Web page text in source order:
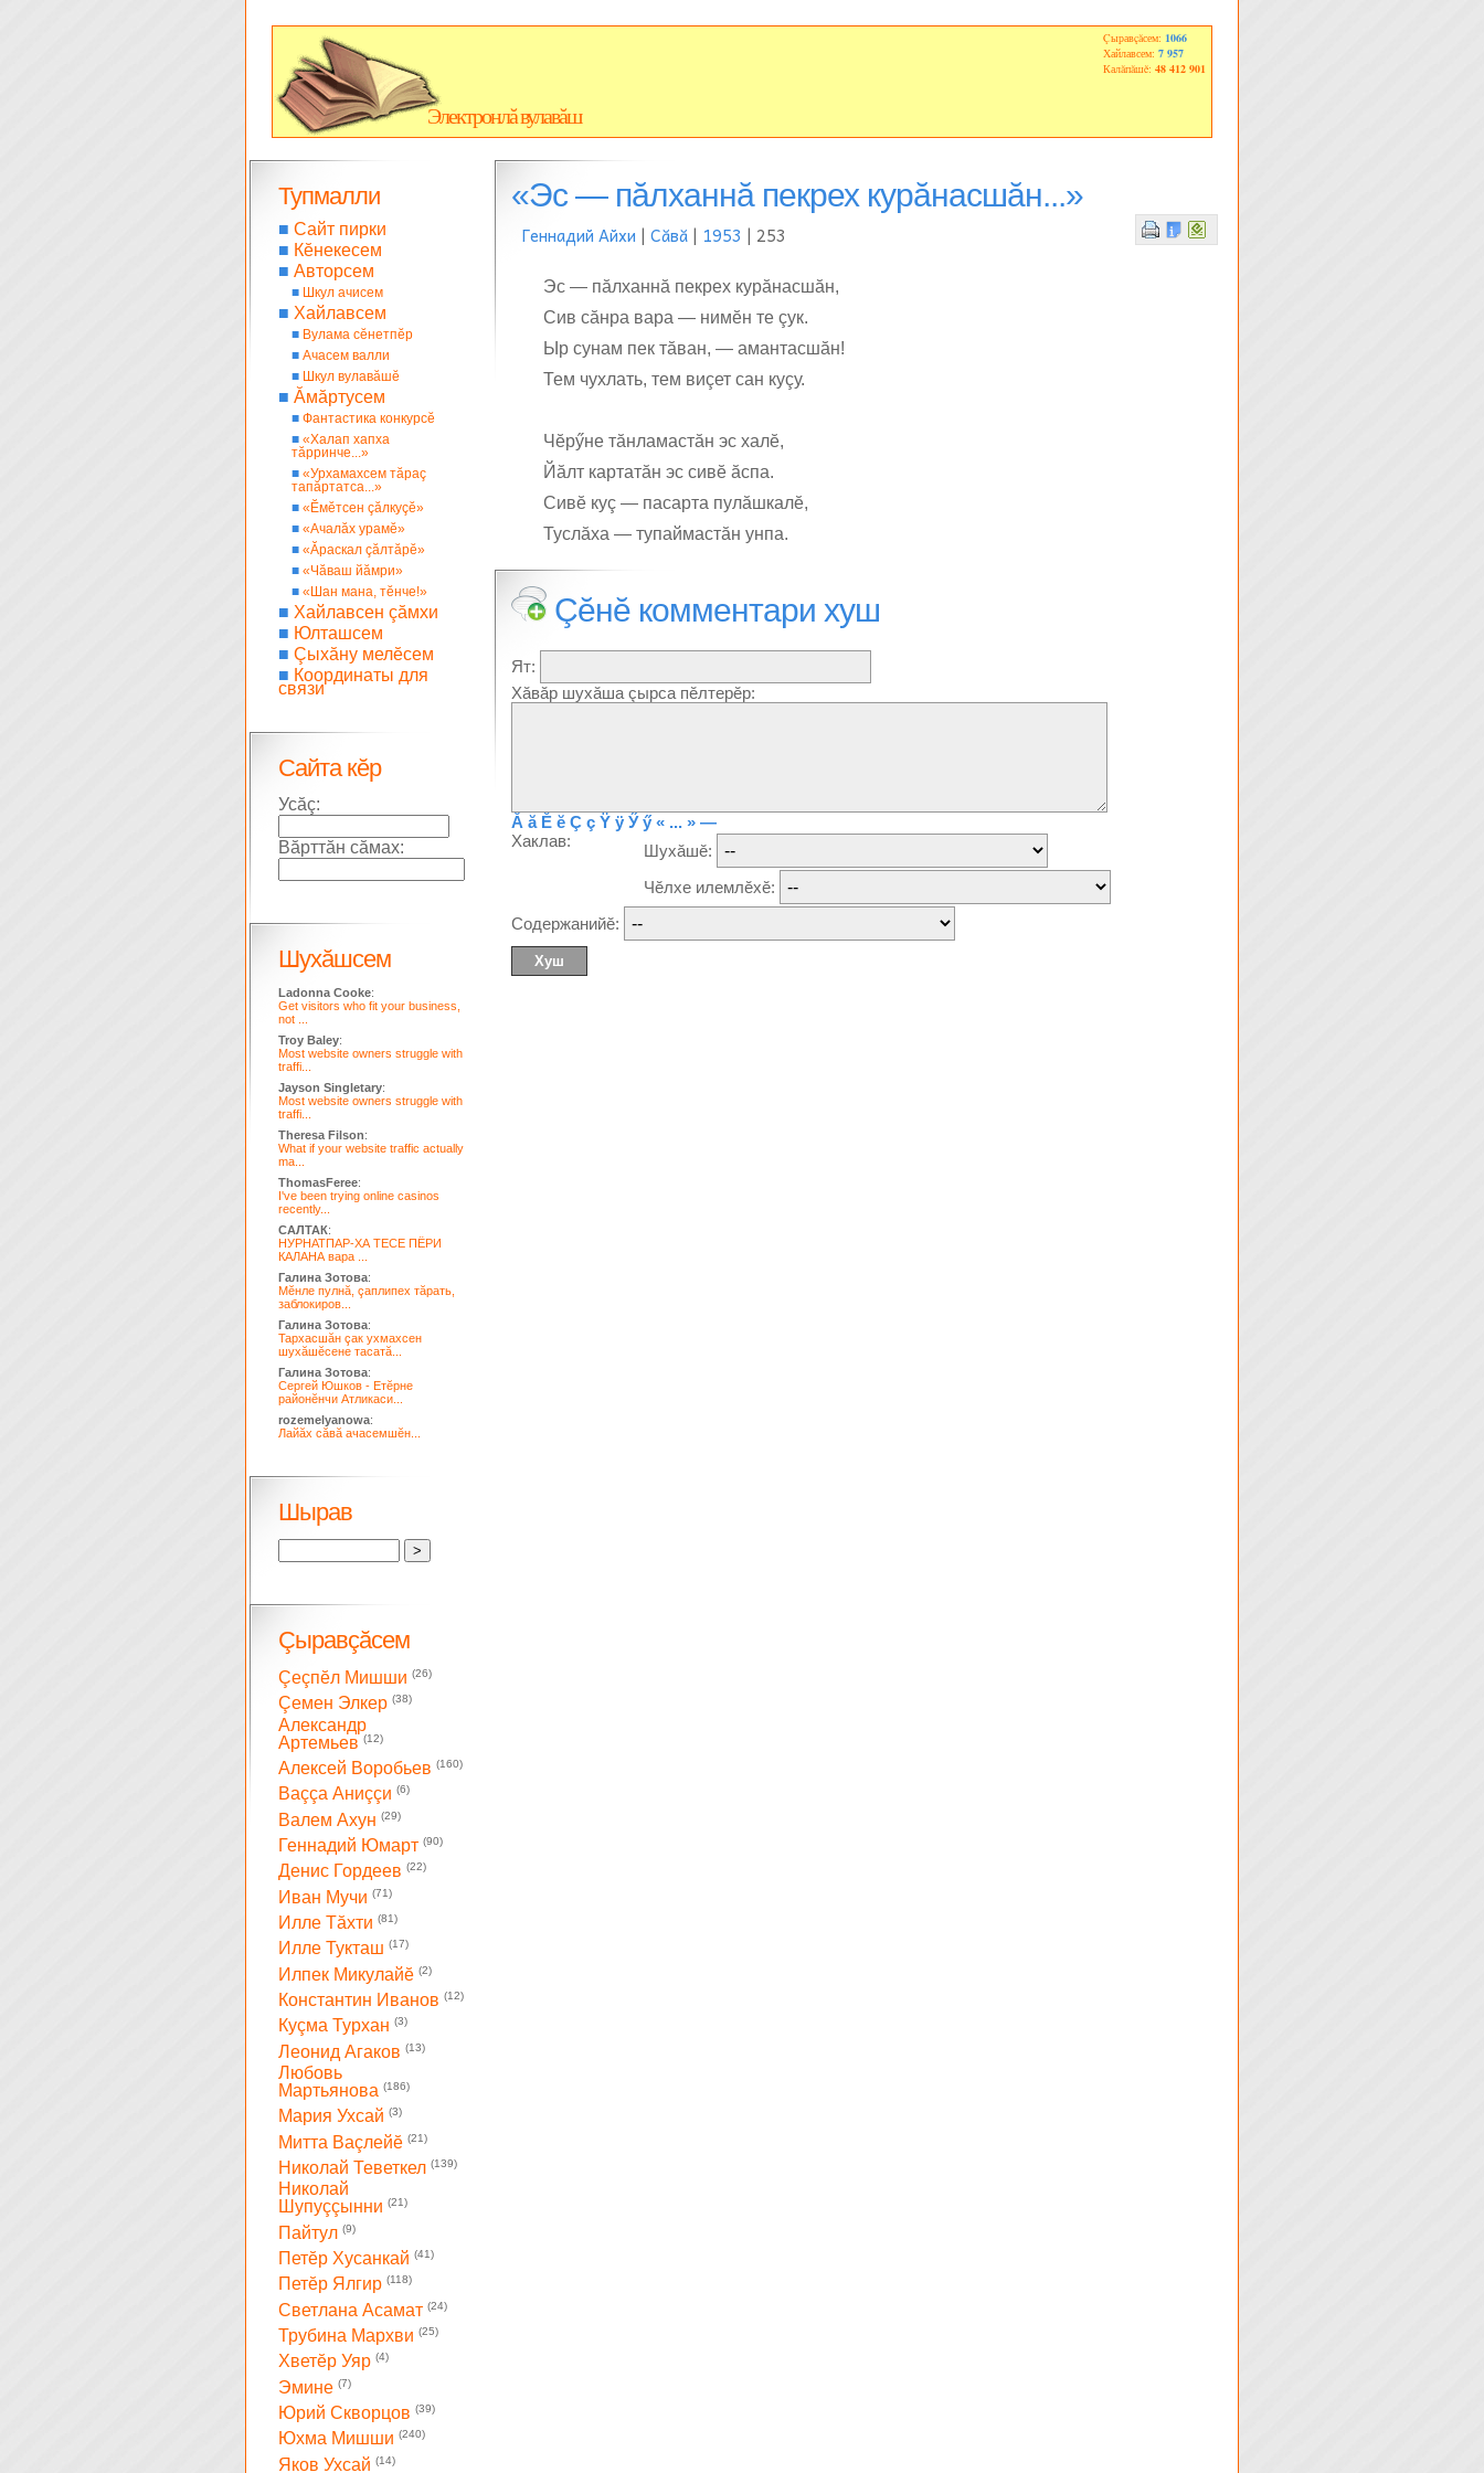
Электронлă вулавăш
Çыравçăсем: 1066
Хайлавсем: 7 957
Калăпăшĕ: 48 412 901
«Эс — пăлханнă пекрех курăнасшăн...»
Геннадий Айхи | Сăвă | 1953 | 253
Эс — пăлханнă пекрех курăнасшăн,
Сив сăнра вара — нимĕн те çук.
Ыр сунам пек тăван, — амантасшăн!
Тем чухлать, тем виçет сан куçу.
Чĕрӳне тăнламастăн эс халĕ,
Йăлт картатăн эс сивĕ ăспа.
Сивĕ куç — пасарта пулăшкалĕ,
Туслăха — тупаймастăн унпа.
Çĕнĕ комментари хуш
Ят:
Хăвăр шухăша çырса пĕлтерĕр:
Ă ă Ĕ ĕ Ç ç Ÿ ÿ Ӳ ӳ « ... » —
Хаклав:
Шухăшĕ:
Чĕлхе илемлĕхĕ:
Содержанийĕ:
Тупмалли
■ Сайт пирки
■ Кĕнекесем
■ Авторсем
■ Шкул ачисем
■ Хайлавсем
■ Вулама сĕнетпĕр
■ Ачасем валли
■ Шкул вулавăшĕ
■ Ăмăртусем
■ Фантастика конкурсĕ
■ «Халап хапха
тăрринче...»
■ «Урхамахсем тăраç
тапăртатса...»
■ «Ĕмĕтсен çăлкуçĕ»
■ «Ачалăх урамĕ»
■ «Ăраскал çăлтăрĕ»
■ «Чăваш йăмри»
■ «Шан мана, тĕнче!»
■ Хайлавсен çăмхи
■ Юлташсем
■ Çыхăну мелĕсем
■ Координаты для
связи
Сайта кĕр
Усăç:
Вăрттăн сăмах:
Шухăшсем
Ladonna Cooke:
Get visitors who fit your business,
not ...
Troy Baley:
Most website owners struggle with
traffi...
Jayson Singletary:
Most website owners struggle with
traffi...
Theresa Filson:
What if your website traffic actually
ma...
ThomasFeree:
I've been trying online casinos
recently...
САЛТАК:
НУРНАТПАР-ХА ТЕСЕ ПЁРИ
КАЛАНА вара ...
Галина Зотова:
Мĕнле пулнă, çаплипех тăрать,
заблокиров...
Галина Зотова:
Тархасшăн çак ухмахсен
шухăшĕсене тасатă...
Галина Зотова:
Сергей Юшков - Етĕрне
районĕнчи Атликаси...
rozemelyanowa:
Лайăх сăвă ачасемшĕн...
Шырав
Çыравçăсем
Çеçпĕл Мишши (26)
Çемен Элкер (38)
Александр
Артемьев (12)
Алексей Воробьев (160)
Ваççа Аниççи (6)
Валем Ахун (29)
Геннадий Юмарт (90)
Денис Гордеев (22)
Иван Мучи (71)
Илле Тăхти (81)
Илле Тукташ (17)
Илпек Микулайĕ (2)
Константин Иванов (12)
Куçма Турхан (3)
Леонид Агаков (13)
Любовь
Мартьянова (186)
Мария Ухсай (3)
Митта Ваçлейĕ (21)
Николай Теветкел (139)
Николай
Шупуççынни (21)
Пайтул (9)
Петĕр Хусанкай (41)
Петĕр Ялгир (118)
Светлана Асамат (24)
Трубина Мархви (25)
Хветĕр Уяр (4)
Эмине (7)
Юрий Скворцов (39)
Юхма Мишши (240)
Яков Ухсай (14)